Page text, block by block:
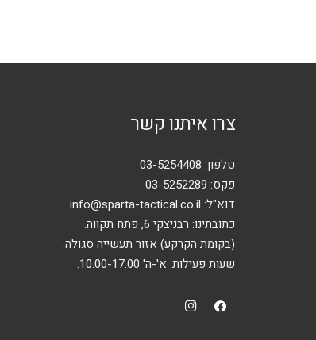
צרו איתנו קשר
טלפון: 03-5254408
פקס: 03-5252289
דוא"ל: info@sparta-tactical.co.il
כתובתינו: רבניצקי 6, פתח תקווה.
(בקומת הקרקע) אזור תעשייה סגולה.
שעות פעילות: א'-ה' 10:00-17:00.